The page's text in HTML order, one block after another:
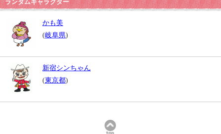
ランダムキャラクター
かも美
(岐阜県)
新宿シンちゃん
(東京都)